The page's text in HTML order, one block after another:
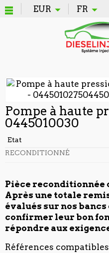
EUR FR
Pompe à haute
0445010030
Etat
RECONDITIONNÉ
Pièce reconditionnée
Après une totale
évalués sur nos bancs
confirmer leur bon
répondre aux
Références compatibles